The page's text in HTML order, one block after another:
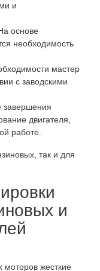
и
основе
необходимость
мастер
с заводскими
завершения
двигателя,
работе.
так и для
и
моторов жесткие